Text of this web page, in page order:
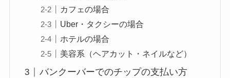
カフェの場合
Uber・タクシーの場合
ホテルの場合
美容系（ヘアカット・ネイルなど）
バンクーバーでのチップの支払い方